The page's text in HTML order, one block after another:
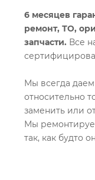
6 месяцев
ремонт, ТО,
запчасти. Все
Мы всегда
относительно
заменить или
Мы
так, как будто